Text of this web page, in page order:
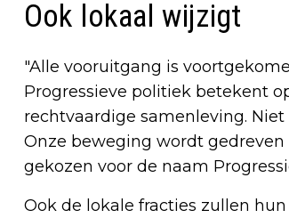
Ook lokaal wijzigt
"Alle vooruitgang is
Progressieve politiek betekent
rechtvaardige samenleving.
Onze beweging wordt
gekozen voor de naam
Ook de lokale fracties zullen